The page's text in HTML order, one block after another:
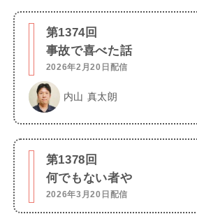
第1374回
事故で喜べた話
2026年2月20日配信
内山 真太朗
第1378回
何でもない者や
2026年3月20日配信